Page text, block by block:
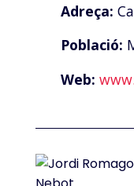
Adreça:
Població:
Web: